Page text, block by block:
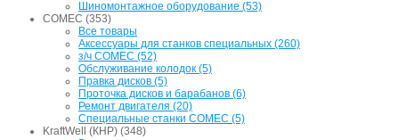
Шиномонтажное оборудование (53)
COMEC (353)
Все товары
Аксессуары для станков специальных (260)
з/ч COMEC (52)
Обслуживание колодок (5)
Правка дисков (5)
Проточка дисков и барабанов (6)
Ремонт двигателя (20)
Специальные станки COMEC (5)
KraftWell (КНР) (348)